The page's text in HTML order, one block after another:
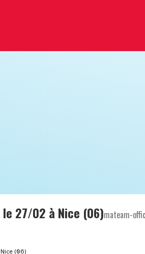
27/02 à Nice (06)mateam-
(06)